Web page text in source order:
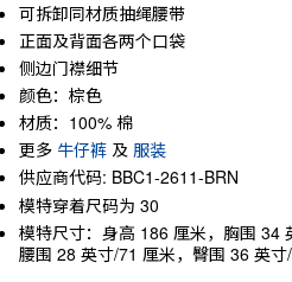
可拆卸同材质抽绳腰带
正面及背面各两个口袋
侧边门襟细节
颜色：棕色
材质：100% 棉
更多 牛仔裤 及 服装
供应商代码: BBC1-2611-BRN
模特穿着尺码为 30
模特尺寸：身高 186 厘米，胸围 34
腰围 28 英寸/71 厘米，臀围 36 英寸